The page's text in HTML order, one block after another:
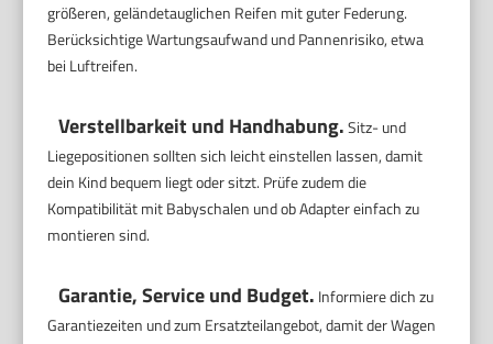
größeren, geländetauglichen Reifen mit guter Federung.
Berücksichtige Wartungsaufwand und Pannenrisiko, etwa
bei Luftreifen.
Verstellbarkeit und Handhabung.Sitz- und
Liegepositionen sollten sich leicht einstellen lassen, damit
dein Kind bequem liegt oder sitzt. Prüfe zudem die
Kompatibilität mit Babyschalen und ob Adapter einfach zu
montieren sind.
Garantie, Service und Budget. Informiere dich zu
Garantiezeiten und zum Ersatzteilangebot, damit der Wagen